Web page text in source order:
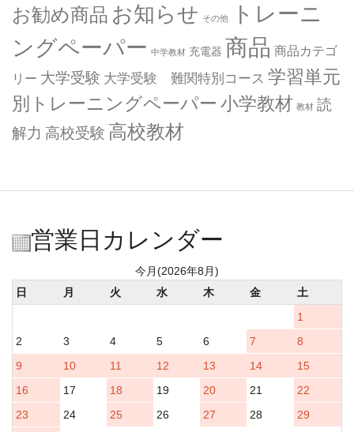
お勧め商品 お知らせ その他
トレーニ
ングペーパー 中学教材 充電器 商品 商品カテゴ
リー 大学受験 大学受験 難関特別コース 学習単元
別トレーニングペーパー 小学教材 教材 読
解力 高校受験 高校教材
営業日カレンダー
今月(2026年8月)
日
月 火 水 木 金
土
1
2
3 4 5 6 7
8
9
10 11 12 13 14
15
16
17 18 19 20 21
22
23
24 25 26 27 28
29